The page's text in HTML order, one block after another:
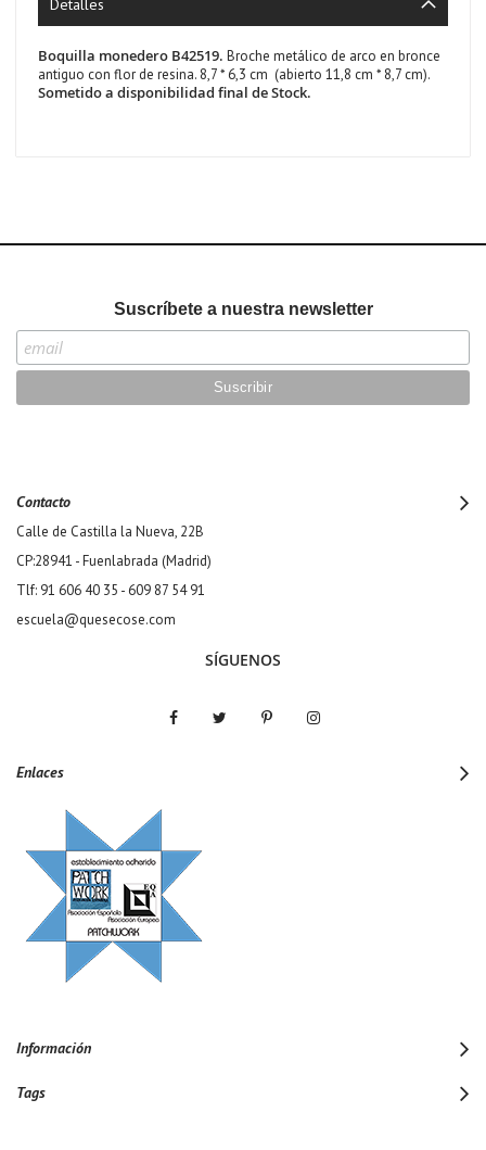
Detalles
Boquilla monedero B42519. Broche metálico de arco en bronce
antiguo con flor de resina. 8,7 * 6,3 cm (abierto 11,8 cm * 8,7 cm).
Sometido a disponibilidad final de Stock.
Suscríbete a nuestra newsletter
Contacto
Calle de Castilla la Nueva, 22B
CP:28941 - Fuenlabrada (Madrid)
Tlf: 91 606 40 35 - 609 87 54 91
escuela@quesecose.com
SÍGUENOS
Enlaces
Información
Tags